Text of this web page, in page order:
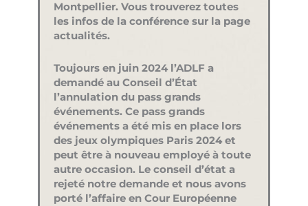
Montpellier. Vous trouverez toutes
les infos de la conférence sur la page
actualités.
Toujours en juin 2024 l’ADLF a
demandé au Conseil d’État
l’annulation du pass grands
événements. Ce pass grands
événements a été mis en place lors
des jeux olympiques Paris 2024 et
peut être à nouveau employé à toute
autre occasion. Le conseil d’état a
rejeté notre demande et nous avons
porté l’affaire en Cour Européenne